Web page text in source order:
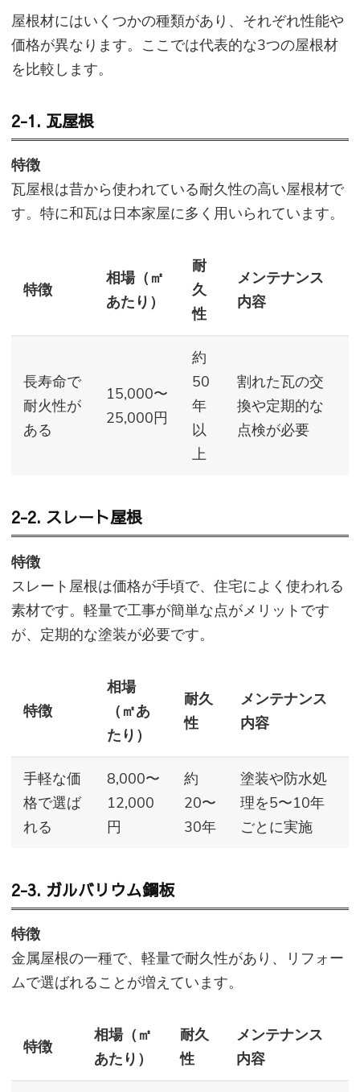
屋根材にはいくつかの種類があり、それぞれ性能や
価格が異なります。ここでは代表的な3つの屋根材
を比較します。
2-1. 瓦屋根
特徴
瓦屋根は昔から使われている耐久性の高い屋根材で
す。特に和瓦は日本家屋に多く用いられています。
特徴
相場（㎡
あたり）
耐
久
性
メンテナンス
内容
長寿命で
耐火性が
ある
15,000〜
25,000円
約
50
年
以
上
割れた瓦の交
換や定期的な
点検が必要
2-2. スレート屋根
特徴
スレート屋根は価格が手頃で、住宅によく使われる
素材です。軽量で工事が簡単な点がメリットです
が、定期的な塗装が必要です。
特徴
相場
（㎡あ
たり）
耐久
性
メンテナンス
内容
手軽な価
格で選ば
れる
8,000〜
12,000
円
約
20〜
30年
塗装や防水処
理を5〜10年
ごとに実施
2-3. ガルバリウム鋼板
特徴
金属屋根の一種で、軽量で耐久性があり、リフォー
ムで選ばれることが増えています。
特徴
相場（㎡
あたり）
耐久
性
メンテナンス
内容